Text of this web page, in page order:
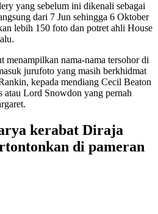
yang sebelum ini dikenali sebagai
dari 7 Jun sehingga 6 Oktober
lebih 150 foto dan potret ahli House
menampilkan nama-nama tersohor di
jurufoto yang masih berkhidmat
kepada mendiang Cecil Beaton
atau Lord Snowdon yang pernah
kerabat Diraja
di pameran